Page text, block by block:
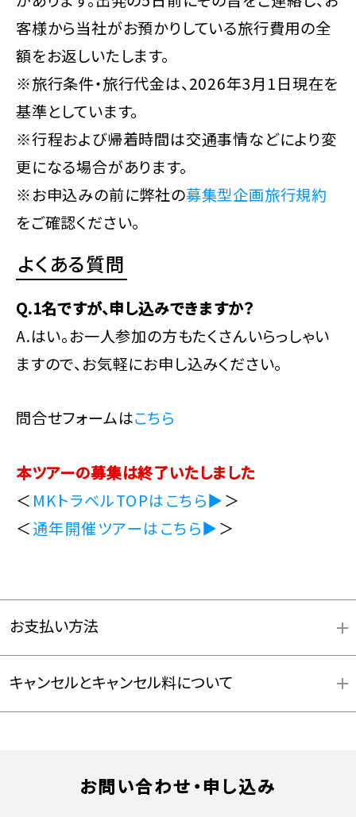
客様から当社がお預かりしている旅行費用の全
額をお返しいたします。
※旅行条件・旅行代金は、2026年3月1日現在を
基準としています。
※行程および帰着時間は交通事情などにより変
更になる場合があります。
※お申込みの前に弊社の募集型企画旅行規約
をご確認ください。
よくある質問
Q.1名ですが、申し込みできますか？
A.はい。お一人参加の方もたくさんいらっしゃい
ますので、お気軽にお申し込みください。
問合せフォームはこちら
本ツアーの募集は終了いたしました
＜ MKトラベルTOPはこちら▶＞
＜通年開催ツアーはこちら▶＞
お支払い方法
お支払方法詳細はこちら
キャンセルとキャンセル料について
お問い合わせ・申し込み